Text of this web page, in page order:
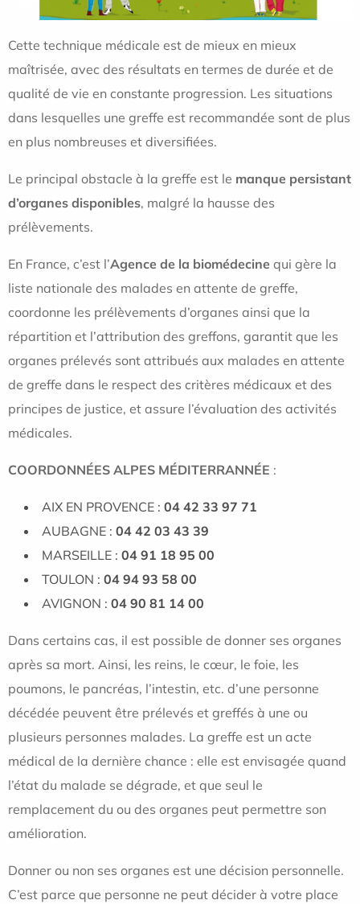
Cette technique médicale est de mieux en mieux
maîtrisée, avec des résultats en termes de durée et de
qualité de vie en constante progression. Les situations
dans lesquelles une greffe est recommandée sont de plus
en plus nombreuses et diversifiées.
Le principal obstacle à la greffe est le manque persistant
d’organes disponibles, malgré la hausse des
prélèvements.
En France, c’est l’Agence de la biomédecine qui gère la
liste nationale des malades en attente de greffe,
coordonne les prélèvements d’organes ainsi que la
répartition et l’attribution des greffons, garantit que les
organes prélevés sont attribués aux malades en attente
de greffe dans le respect des critères médicaux et des
principes de justice, et assure l’évaluation des activités
médicales.
COORDONNÉES ALPES MÉDITERRANNÉE :
AIX EN PROVENCE : 04 42 33 97 71
AUBAGNE : 04 42 03 43 39
MARSEILLE : 04 91 18 95 00
TOULON : 04 94 93 58 00
AVIGNON : 04 90 81 14 00
Dans certains cas, il est possible de donner ses organes
après sa mort. Ainsi, les reins, le cœur, le foie, les
poumons, le pancréas, l’intestin, etc. d’une personne
décédée peuvent être prélevés et greffés à une ou
plusieurs personnes malades. La greffe est un acte
médical de la dernière chance : elle est envisagée quand
l’état du malade se dégrade, et que seul le
remplacement du ou des organes peut permettre son
amélioration.
Donner ou non ses organes est une décision personnelle.
C’est parce que personne ne peut décider à votre place